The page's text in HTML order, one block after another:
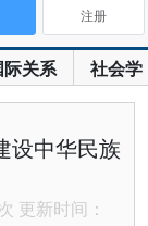
际关系 社会学
注册
设中华民族
更新时间：